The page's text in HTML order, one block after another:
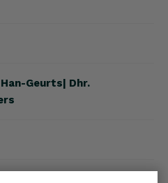
Han-Geurts| Dhr.